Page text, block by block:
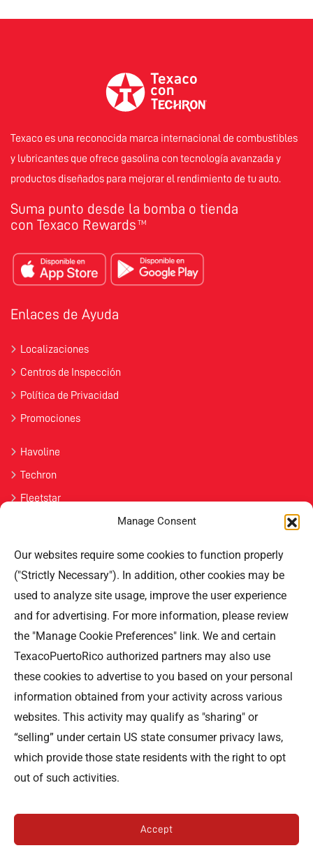
Manage Consent
Our websites require some cookies to function properly
("Strictly Necessary"). In addition, other cookies may be
used to analyze site usage, improve the user experience
and for advertising. For more information, please review
the "Manage Cookie Preferences" link. We and certain
TexacoPuertoRico authorized partners may also use
these cookies to advertise to you based on your personal
information obtained from your activity across various
websites. This activity may qualify as "sharing" or
“selling” under certain US state consumer privacy laws,
which provide those state residents with the right to opt
out of such activities.
Accept
Texaco es una reconocida marca internacional de combustibles
y lubricantes que ofrece gasolina con tecnología avanzada y
productos diseñados para mejorar el rendimiento de tu auto.
Suma punto desde la bomba o tienda
con Texaco Rewards TM
Enlaces de Ayuda
Localizaciones
Centros de Inspección
Política de Privacidad
Promociones
Havoline
Techron
Fleetstar
Contáctenos
Professional Offices Park 996
San Roberto Street 5th Floor Tower III,
San Juan PR 00926
Teléfono: (787) 705-5307
©TEXACO, el logotipo de Texaco, TECHRON, StarMart,
Rewards, Fleet Star, son marcas registradas de Chevron
Intellectual Property LLC y son utilizadas bajo la